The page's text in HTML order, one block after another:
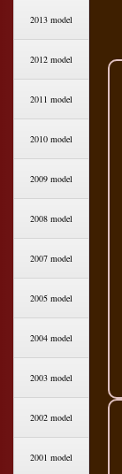
2013 model
2012 model
2011 model
2010 model
2009 model
2008 model
2007 model
2005 model
2004 model
2003 model
2002 model
2001 model